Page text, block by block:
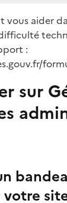
vous aider
:
sur
votre